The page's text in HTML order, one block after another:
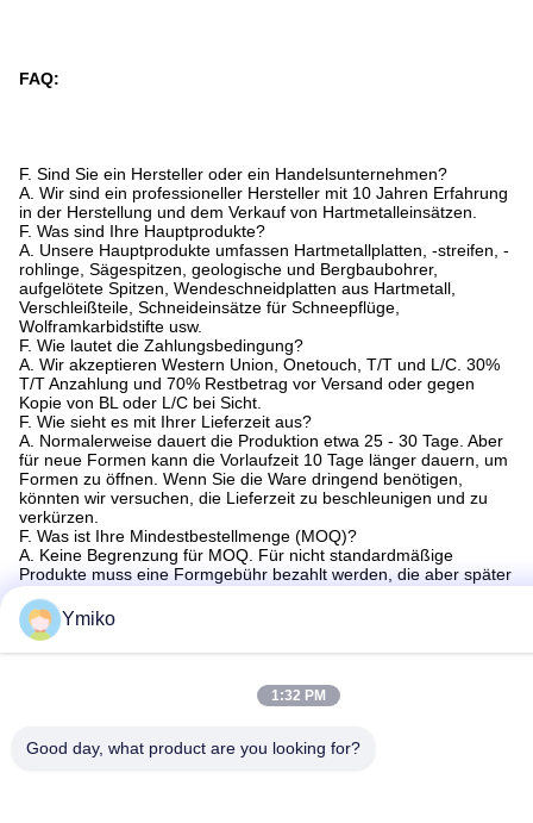
FAQ:
F. Sind Sie ein Hersteller oder ein Handelsunternehmen?
A. Wir sind ein professioneller Hersteller mit 10 Jahren Erfahrung
in der Herstellung und dem Verkauf von Hartmetalleinsätzen.
F. Was sind Ihre Hauptprodukte?
A. Unsere Hauptprodukte umfassen Hartmetallplatten, -streifen, -
rohlinge, Sägespitzen, geologische und Bergbaubohrer,
aufgelötete Spitzen, Wendeschneidplatten aus Hartmetall,
Verschleißteile, Schneideinsätze für Schneepflüge,
Wolframkarbidstifte usw.
F. Wie lautet die Zahlungsbedingung?
A. Wir akzeptieren Western Union, Onetouch, T/T und L/C. 30%
T/T Anzahlung und 70% Restbetrag vor Versand oder gegen
Kopie von BL oder L/C bei Sicht.
F. Wie sieht es mit Ihrer Lieferzeit aus?
A. Normalerweise dauert die Produktion etwa 25 - 30 Tage. Aber
für neue Formen kann die Vorlaufzeit 10 Tage länger dauern, um
Formen zu öffnen. Wenn Sie die Ware dringend benötigen,
könnten wir versuchen, die Lieferzeit zu beschleunigen und zu
verkürzen.
F. Was ist Ihre Mindestbestellmenge (MOQ)?
A. Keine Begrenzung für MOQ. Für nicht standardmäßige
Produkte muss eine Formgebühr bezahlt werden, die aber später
F. Was ist Ihre Garantie?
A. Wir gewähren eine 100%ige Zufriedenheitsgarantie auf alle
Artikel. Wenn Sie mit unseren Produkten nicht vollständig
A. Unsere Produkte sind beliebt in Deutschland, Amerika, Mexiko,
usw.
Ymiko
1:32 PM
Good day, what product are you looking for?